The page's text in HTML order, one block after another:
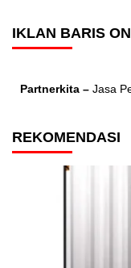
IKLAN BARIS
Partnerkita – Jasa
REKOMENDASI